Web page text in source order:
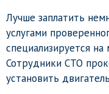
Лучше заплатить
услугами
специализируется
Сотрудники СТО
установить